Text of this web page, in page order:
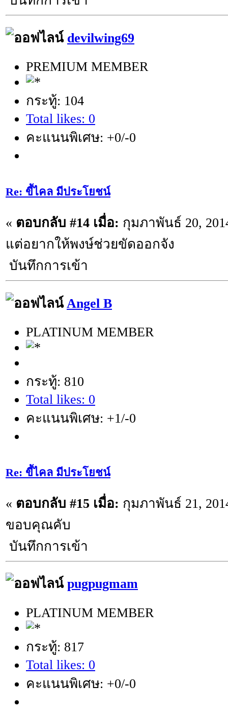
devilwing69
PREMIUM MEMBER
กระทู้: 104
Total likes: 0
คะแนนพิเศษ: +0/-0
Re: ขี้ไคล มีประโยชน์
« ตอบกลับ #14 เมื่อ: กุมภาพันธ์ 20,
แต่อยากให้พงษ์ช่วยขัดออกจัง
บันทึกการเข้า
Angel B
PLATINUM MEMBER
กระทู้: 810
Total likes: 0
คะแนนพิเศษ: +1/-0
Re: ขี้ไคล มีประโยชน์
« ตอบกลับ #15 เมื่อ: กุมภาพันธ์ 21,
ขอบคุณคับ
บันทึกการเข้า
pugpugmam
PLATINUM MEMBER
กระทู้: 817
Total likes: 0
คะแนนพิเศษ: +0/-0